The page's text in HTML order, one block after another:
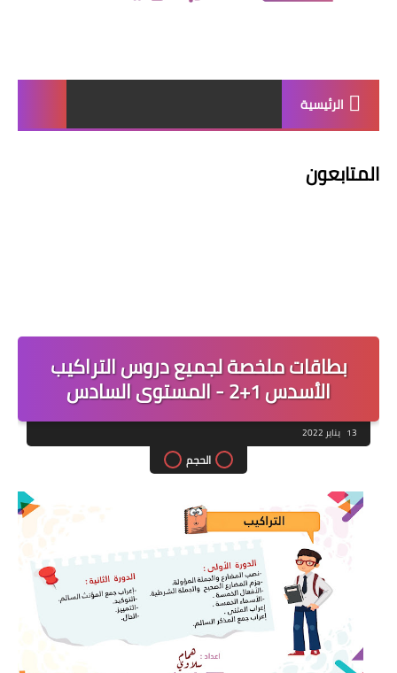
الرئيسية
المتابعون
بطاقات ملخصة لجميع دروس التراكيب
الأسدس 1+2 - المستوى السادس
13 يناير 2022
الحجم